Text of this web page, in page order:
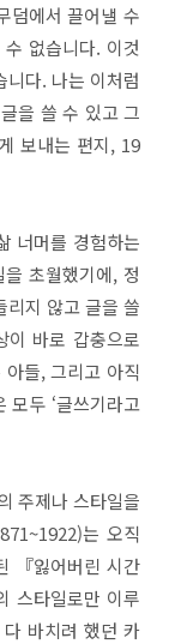
덤에서 끌어낼 수
없습니다. 이것
다. 나는 이처럼
을 쓸 수 있고 그
보내는 편지, 19
너머를 경험하는
초월했기에, 정
리지 않고 글을 쓸
이 바로 갑충으로
들, 그리고 아직
모두 ‘글쓰기라고
주제나 스타일을
는 오직
『잃어버린 시간
스타일로만 이루
바치려 했던 카